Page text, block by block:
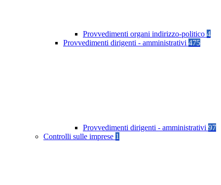
Provvedimenti organi indirizzo-politico 4
Provvedimenti dirigenti - amministrativi 475
Provvedimenti dirigenti - amministrativi 97
Controlli sulle imprese 1